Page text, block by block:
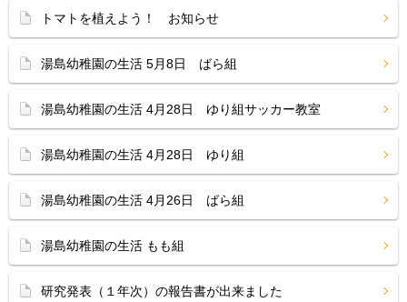
トマトを植えよう！ お知らせ
湯島幼稚園の生活 5月8日 ばら組
湯島幼稚園の生活 4月28日 ゆり組サッカー教室
湯島幼稚園の生活 4月28日 ゆり組
湯島幼稚園の生活 4月26日 ばら組
湯島幼稚園の生活 もも組
研究発表（１年次）の報告書が出来ました